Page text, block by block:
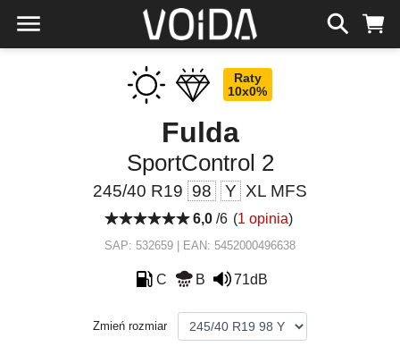
Raty
10x0%
Fulda
SportControl 2
245/40 R19 98 Y XL MFS
6,0/6 (1 opinia)
SAP: 532659 | EAN: 5452000496638
C B 71dB
Zmień rozmiar